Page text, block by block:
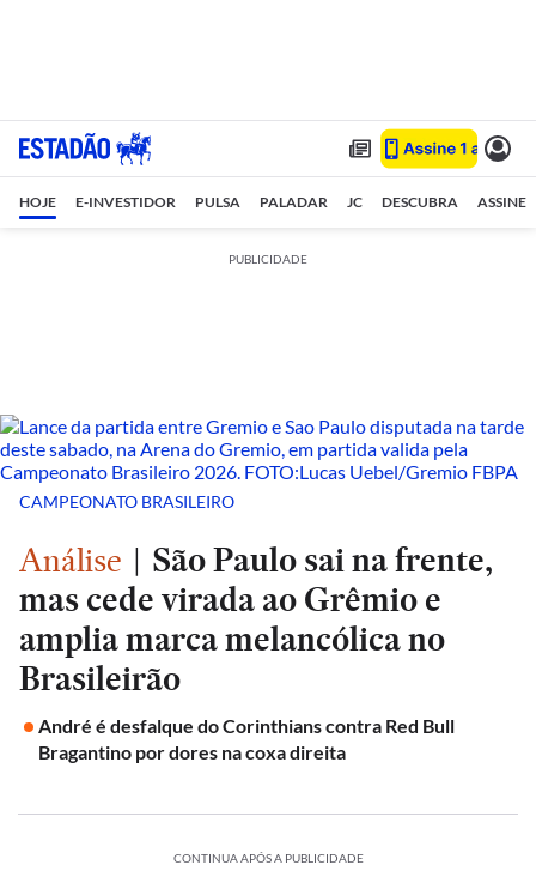
HOJE E-INVESTIDOR PULSA PALADAR JC DESCUBRA ASSINE
PUBLICIDADE
CAMPEONATO BRASILEIRO
Análise | São Paulo sai na frente,
mas cede virada ao Grêmio e
amplia marca melancólica no
Brasileirão
André é desfalque do Corinthians contra Red Bull
Bragantino por dores na coxa direita
CONTINUA APÓS A PUBLICIDADE